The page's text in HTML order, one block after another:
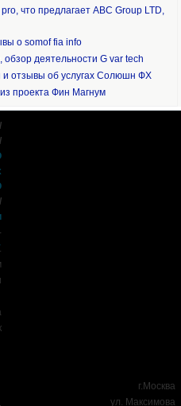
что предлагает ABC Group LTD,
о somof fia info
деятельности G var tech
отзывы об услугах Солюшн ФХ
проекта Фин Магнум
/
/
/
.
г.Москва
ул. Максимова